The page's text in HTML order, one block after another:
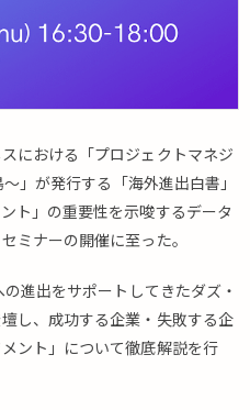
における「プロジェクトマネジ
」が発行する「海外進出白書」
ト」の重要性を示唆するデータ
ミナーの開催に至った。
進出をサポートしてきたダズ・
し、成功する企業・失敗する企
ント」について徹底解説を行